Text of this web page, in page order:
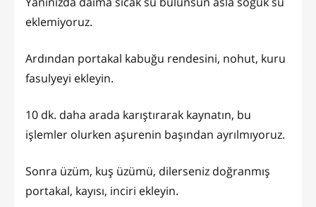
eklemiyoruz.
Ardından portakal kabuğu rendesini, nohut, kuru
fasulyeyi ekleyin.
10 dk. daha arada karıştırarak kaynatın, bu
işlemler olurken aşurenin başından ayrılmıyoruz.
Sonra üzüm, kuş üzümü, dilerseniz doğranmış
portakal, kayısı, inciri ekleyin.